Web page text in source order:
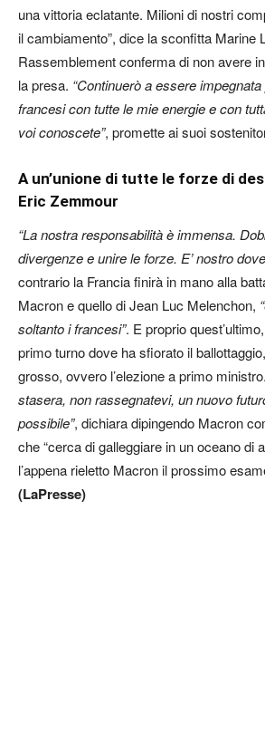
una vittoria eclatante. Milioni di nostri
il cambiamento”, dice la sconfitta Marine
Rassemblement conferma di non avere
la presa. “Continuerò a essere
francesi con tutte le mie energie e con
voi conoscete”, promette ai suoi
A un’unione di tutte le forze di
Eric Zemmour
“La nostra responsabilità è immensa.
divergenze e unire le forze. E’ nostro
contrario la Francia finirà in mano alla
Macron e quello di Jean Luc Melenchon,
soltanto i francesi”. E proprio
primo turno dove ha sfiorato il
grosso, ovvero l’elezione a primo ministro.
stasera, non rassegnatevi, un nuovo
possibile”, dichiara dipingendo Macron
che “cerca di galleggiare in un oceano di
l’appena rieletto Macron il prossimo
(LaPresse)